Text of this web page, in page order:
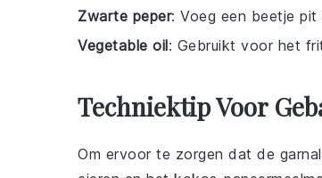
Zwarte peper: Voeg een beetje
Vegetable oil: Gebruikt voor het
Techniektip Voor
Om ervoor te zorgen dat de